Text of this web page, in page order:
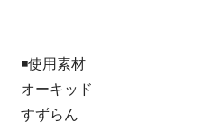
◾️使用素材
オーキッド
すずらん